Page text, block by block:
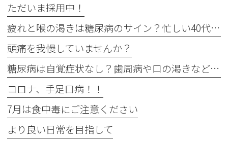
ただいま採用中！
疲れと喉の渇きは糖尿病のサイン？忙しい40代の受診目安
頭痛を我慢していませんか？
糖尿病は自覚症状なし？歯周病や口の渇きなど初期サイン5つと数値
コロナ、手足口病！！
7月は食中毒にご注意ください
より良い日常を目指して